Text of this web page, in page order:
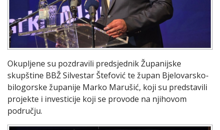
Okupljene su pozdravili predsjednik Županijske
skupštine BBŽ Silvestar Štefović te župan Bjelovarsko-
bilogorske županije Marko Marušić, koji su predstavili
projekte i investicije koji se provode na njihovom
području.